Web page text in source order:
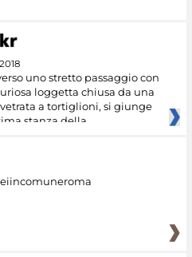
uno stretto passaggio con
loggetta chiusa da una
a tortiglioni, si giunge
stanza della